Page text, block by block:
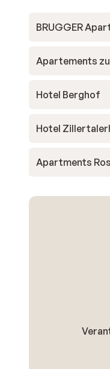
BRUGGER
Apartements
Hotel Berghof
Hotel
Apartments